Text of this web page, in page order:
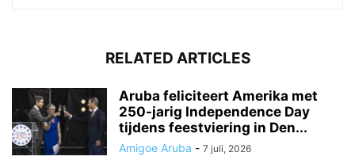
RELATED ARTICLES
Aruba feliciteert Amerika met
250-jarig Independence Day
tijdens feestviering in Den...
Amigoe Aruba - 7 juli, 2026